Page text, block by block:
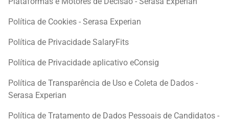
Política de Cookies - Serasa Experian
Política de Privacidade SalaryFits
Política de Privacidade aplicativo eConsig
Política de Transparência de Uso e Coleta de Dados -
Serasa Experian
Política de Tratamento de Dados Pessoais de Candidatos -